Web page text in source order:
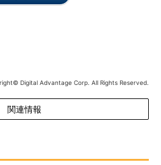
Digital Advantage Corp. All Rights Reserved.
関連情報